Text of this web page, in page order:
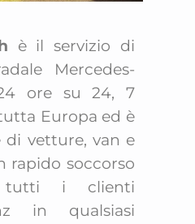
è il servizio di
Mercedes-
ore su 24, 7
Europa ed è
di vetture, van e
rapido soccorso
tutti i clienti
in qualsiasi